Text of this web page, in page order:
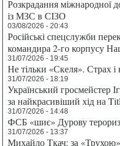
Розкрадання міжнародної
із МЗС в СІЗО
03/08/2026 - 20:43
Російські спецслужби
командира 2-го корпусу
31/07/2026 - 19:45
Не тільки «Скеля». Страх
31/07/2026 - 18:19
Український гросмейстер
за найкрасивіший хід на
31/07/2026 - 14:48
ФСБ «шиє» Дурову
31/07/2026 - 13:37
Михайло Ткач: за «Трухою»